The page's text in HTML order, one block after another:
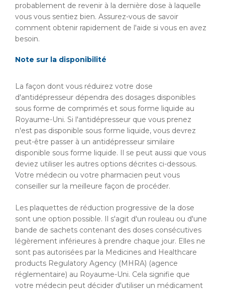
probablement de revenir à la dernière dose à laquelle
vous vous sentiez bien. Assurez-vous de savoir
comment obtenir rapidement de l'aide si vous en avez
besoin.
Note sur la disponibilité
La façon dont vous réduirez votre dose
d'antidépresseur dépendra des dosages disponibles
sous forme de comprimés et sous forme liquide au
Royaume-Uni. Si l'antidépresseur que vous prenez
n'est pas disponible sous forme liquide, vous devrez
peut-être passer à un antidépresseur similaire
disponible sous forme liquide. Il se peut aussi que vous
deviez utiliser les autres options décrites ci-dessous.
Votre médecin ou votre pharmacien peut vous
conseiller sur la meilleure façon de procéder.
Les plaquettes de réduction progressive de la dose
sont une option possible. Il s'agit d'un rouleau ou d'une
bande de sachets contenant des doses consécutives
légèrement inférieures à prendre chaque jour. Elles ne
sont pas autorisées par la Medicines and Healthcare
products Regulatory Agency (MHRA) (agence
réglementaire) au Royaume-Uni. Cela signifie que
votre médecin peut décider d'utiliser un médicament